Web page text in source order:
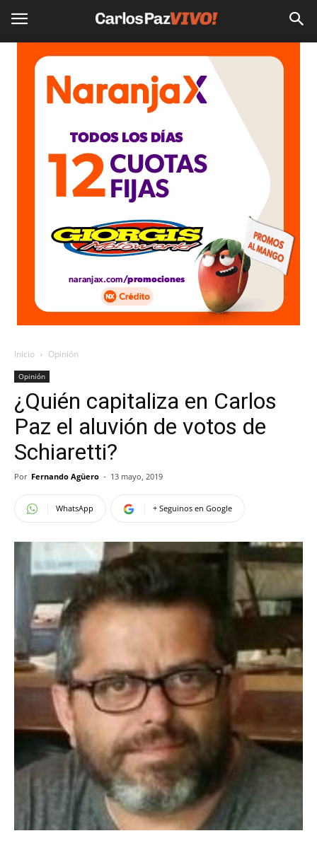
Inicio Opinión
Opinión
¿Quién capitaliza en Carlos
Paz el aluvión de votos de
Schiaretti?
Por Fernando Agüero - 13 mayo, 2019
WhatsApp + Seguinos en Google